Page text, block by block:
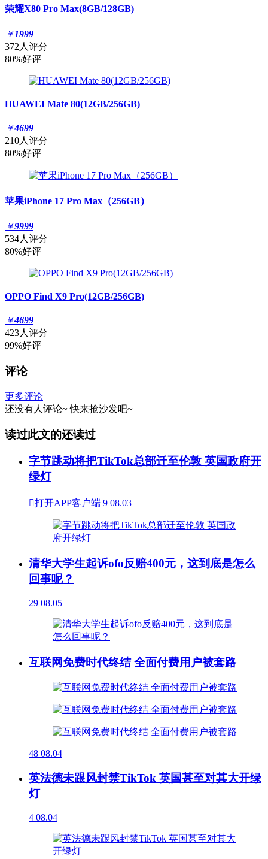
荣耀X80 Pro Max(8GB/128GB)
￥1999
372人评分
80%好评
HUAWEI Mate 80(12GB/256GB)
￥4699
210人评分
80%好评
苹果iPhone 17 Pro Max（256GB）
￥9999
534人评分
80%好评
OPPO Find X9 Pro(12GB/256GB)
￥4699
423人评分
99%好评
评论
更多评论
还没有人评论~ 快来抢沙发吧~
读过此文的还读过
字节跳动将把TikTok总部迁至伦敦 英国政府开
绿灯
打开APP客户端 9 08.03
清华大学生起诉ofo反赔400元，这到底是怎么
回事呢？
29 08.05
互联网免费时代终结 全面付费用户被套路
48 08.04
英法德未跟风封禁TikTok 英国甚至对其大开绿
灯
4 08.04